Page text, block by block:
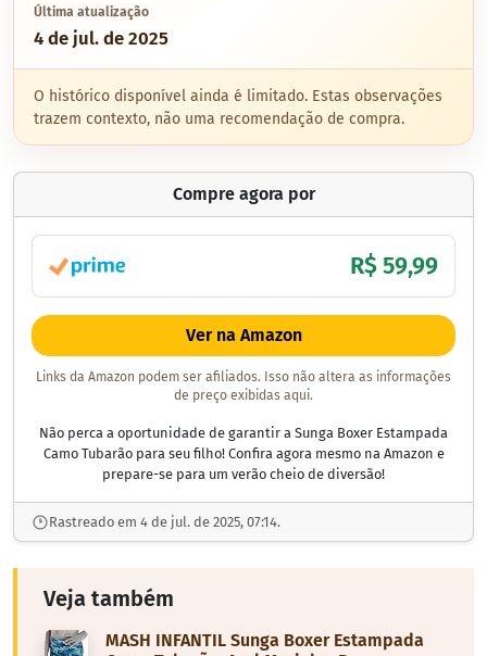
Última atualização
4 de jul. de 2025
O histórico disponível ainda é limitado. Estas observações
trazem contexto, não uma recomendação de compra.
Compre agora por
R$ 59,99
Ver na Amazon
Links da Amazon podem ser afiliados. Isso não altera as informações
de preço exibidas aqui.
Não perca a oportunidade de garantir a Sunga Boxer Estampada
Camo Tubarão para seu filho! Confira agora mesmo na Amazon e
prepare-se para um verão cheio de diversão!
Rastreado em 4 de jul. de 2025, 07:14.
Veja também
MASH INFANTIL Sunga Boxer Estampada